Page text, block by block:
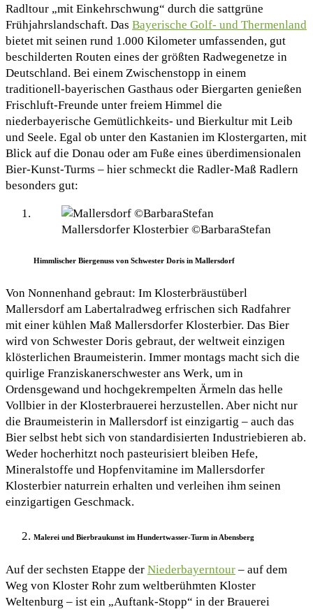
Radltour „mit Einkehrschwung“ durch die sattgrüne
Frühjahrslandschaft. Das Bayerische Golf- und Thermenland
bietet mit seinen rund 1.000 Kilometer umfassenden, gut
beschilderten Routen eines der größten Radwegenetze in
Deutschland. Bei einem Zwischenstopp in einem
traditionell-bayerischen Gasthaus oder Biergarten genießen
Frischluft-Freunde unter freiem Himmel die
niederbayerische Gemütlichkeits- und Bierkultur mit Leib
und Seele. Egal ob unter den Kastanien im Klostergarten, mit
Blick auf die Donau oder am Fuße eines überdimensionalen
Bier-Kunst-Turms – hier schmeckt die Radler-Maß Radlern
besonders gut:
Mallersdorfer Klosterbier ©BarbaraStefan
Himmlischer Biergenuss von Schwester Doris in Mallersdorf
Von Nonnenhand gebraut: Im Klosterbräustüberl
Mallersdorf am Labertalradweg erfrischen sich Radfahrer
mit einer kühlen Maß Mallersdorfer Klosterbier. Das Bier
wird von Schwester Doris gebraut, der weltweit einzigen
klösterlichen Braumeisterin. Immer montags macht sich die
quirlige Franziskanerschwester ans Werk, um in
Ordensgewand und hochgekrempelten Ärmeln das helle
Vollbier in der Klosterbrauerei herzustellen. Aber nicht nur
die Braumeisterin in Mallersdorf ist einzigartig – auch das
Bier selbst hebt sich von standardisierten Industriebieren ab.
Weder hocherhitzt noch pasteurisiert bleiben Hefe,
Mineralstoffe und Hopfenvitamine im Mallersdorfer
Klosterbier naturrein erhalten und verleihen ihm seinen
einzigartigen Geschmack.
Malerei und Bierbraukunst im Hundertwasser-Turm in Abensberg
Auf der sechsten Etappe der Niederbayerntour – auf dem
Weg von Kloster Rohr zum weltberühmten Kloster
Weltenburg – ist ein „Auftank-Stopp“ in der Brauerei